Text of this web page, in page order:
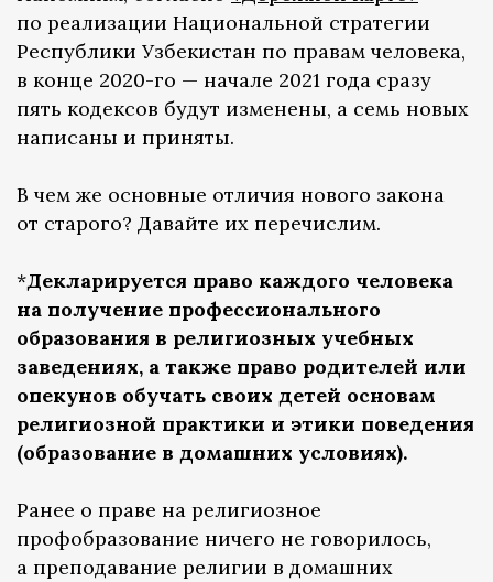
по реализации Национальной стратегии
Республики Узбекистан по правам человека,
в конце 2020-го — начале 2021 года сразу
пять кодексов будут изменены, а семь новых
написаны и приняты.
В чем же основные отличия нового закона
от старого? Давайте их перечислим.
*Декларируется право каждого человека
на получение профессионального
образования в религиозных учебных
заведениях, а также право родителей или
опекунов обучать своих детей основам
религиозной практики и этики поведения
(образование в домашних условиях).
Ранее о праве на религиозное
профобразование ничего не говорилось,
а преподавание религии в домашних